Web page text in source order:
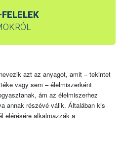
azt az anyagot, amit – tekintet
vagy sem – élelmiszerként
ám az élelmiszerhez
annak részévé válik. Általában kis
elérésére alkalmazzák a